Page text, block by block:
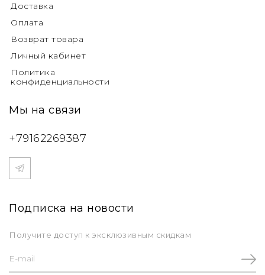
Доставка
Оплата
Возврат товара
Личный кабинет
Политика
конфиденциальности
Мы на связи
+79162269387
Подписка на новости
Получите доступ к эксклюзивным скидкам